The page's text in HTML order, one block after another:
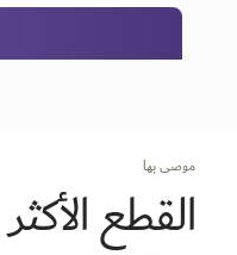
موصى بها
القطع